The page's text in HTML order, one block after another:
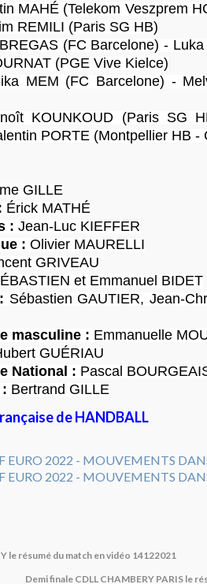
MAHÉ (Telekom Veszprem
REMILI (Paris SG HB)
(FC Barcelone) -
(PGE Vive Kielce)
MEM (FC Barcelone) -
KOUNKOUD (Paris SG
PORTE (Montpellier HB -
GILLE
Érick MATHÉ
: Jean-Luc KIEFFER
: Olivier MAURELLI
GRIVEAU
et Emmanuel BIDET
Sébastien GAUTIER, Jean-
masculine : Emmanuelle
GUÉRIAU
National : Pascal
Bertrand GILLE
de HANDBALL
le résumé du match en vidéo 14122021
Demi finale CDLL CHAMBERY PARIS le